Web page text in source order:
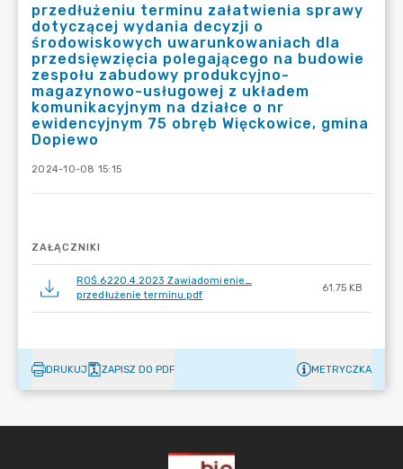
przedłużeniu terminu załatwienia sprawy
dotyczącej wydania decyzji o
środowiskowych uwarunkowaniach dla
przedsięwzięcia polegającego na budowie
zespołu zabudowy produkcyjno-
magazynowo-usługowej z układem
komunikacyjnym na działce o nr
ewidencyjnym 75 obręb Więckowice, gmina
Dopiewo
2024-10-08 15:15
ZAŁĄCZNIKI
ROŚ.6220.4.2023 Zawiadomienie_
przedłużenie terminu.pdf
61.75 KB
DRUKUJ ZAPISZ DO PDF METRYCZKA